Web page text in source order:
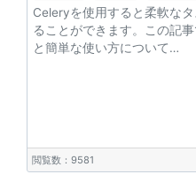
Celeryを使用すると柔軟な
ることができます。この記
と簡単な使い方について…
閲覧数：9581